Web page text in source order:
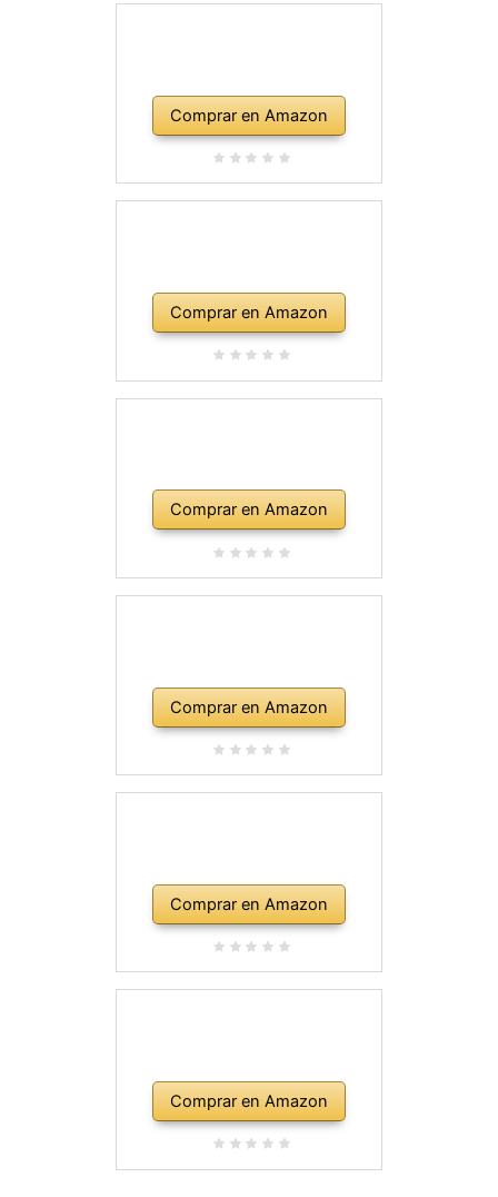
Comprar en Amazon
Comprar en Amazon
Comprar en Amazon
Comprar en Amazon
Comprar en Amazon
Comprar en Amazon